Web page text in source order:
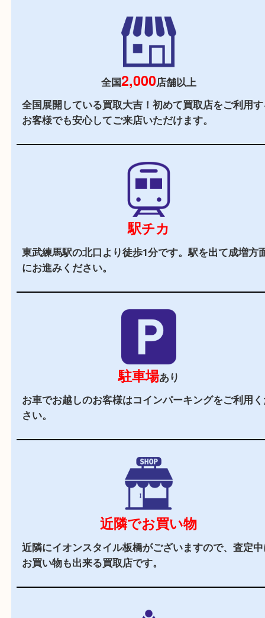
初めての方
当店の特徴
全国2,000店舗以上
全国展開している買取大吉！初めて買取店をご
お客様でも安心してご来店いただけます。